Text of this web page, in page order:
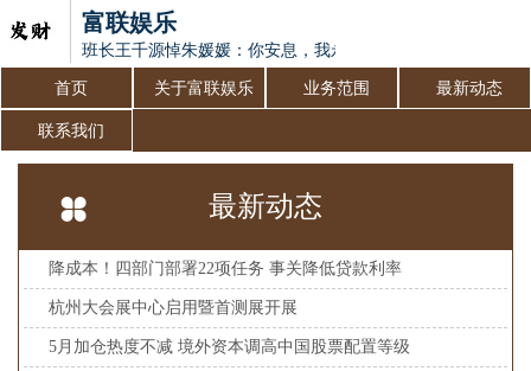
富联娱乐
班长王千源悼朱媛媛：你安息，我永怀念，中戏93表演班，
首页 关于富联娱乐 业务范围 最新动态
联系我们
最新动态
降成本！四部门部署22项任务 事关降低贷款利率
杭州大会展中心启用暨首测展开展
5月加仓热度不减 境外资本调高中国股票配置等级